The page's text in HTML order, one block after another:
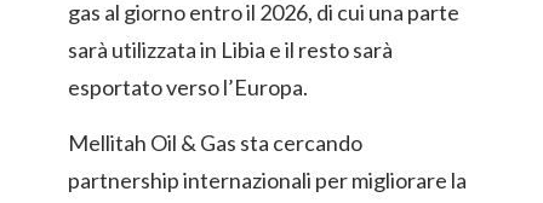
gas al giorno entro il 2026, di cui una parte
sarà utilizzata in Libia e il resto sarà
esportato verso l’Europa.
Mellitah Oil & Gas sta cercando
partnership internazionali per migliorare la